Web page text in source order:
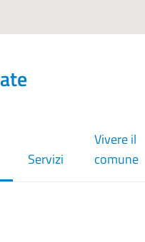
Servizi
Vivere il
comune